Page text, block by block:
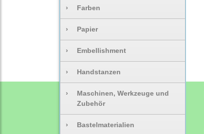
› Farben
› Papier
› Embellishment
› Handstanzen
›
Maschinen, Werkzeuge und
Zubehör
› Bastelmaterialien